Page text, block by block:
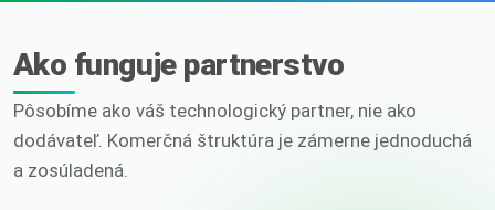
Ako funguje partnerstvo
Pôsobíme ako váš technologický partner, nie ako
dodávateľ. Komerčná štruktúra je zámerne jednoduchá
a zosúladená.